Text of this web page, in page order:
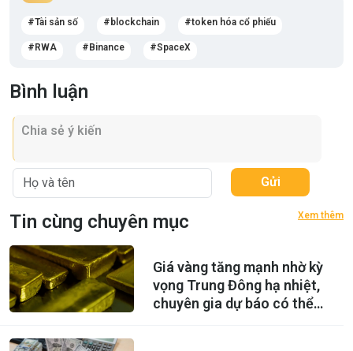
Tài sản số blockchain token hóa cổ phiếu
RWA Binance SpaceX
Bình luận
Gửi
Tin cùng chuyên mục Xem thêm
Giá vàng tăng mạnh nhờ kỳ
vọng Trung Đông hạ nhiệt,
chuyên gia dự báo có thể